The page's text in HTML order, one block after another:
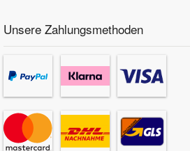
Unsere Zahlungsmethoden